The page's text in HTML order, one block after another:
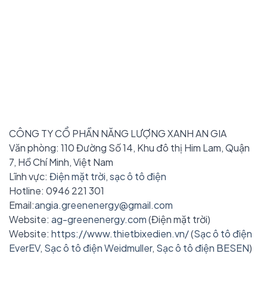
CÔNG TY CỔ PHẦN NĂNG LƯỢNG XANH AN GIA
Văn phòng: 110 Đường Số 14, Khu đô thị Him Lam, Quận
7, Hồ Chí Minh, Việt Nam
Lĩnh vực: Điện mặt trời,sạc ô tô điện
Hotline: 0946 221 301
Email:angia.greenenergy@gmail.com
Website: ag-greenenergy.com(Điện mặt trời)
Website: https://www.thietbixedien.vn/(Sạc ô tô điện
EverEV, Sạc ô tô điện Weidmuller, Sạc ô tô điện BESEN)